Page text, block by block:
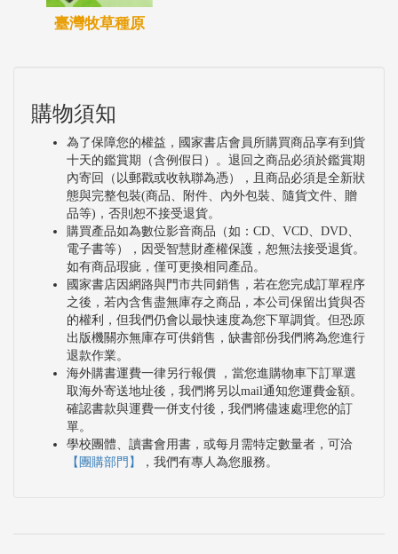
臺灣牧草種原
購物須知
為了保障您的權益，國家書店會員所購買商品享有到貨
十天的鑑賞期（含例假日）。退回之商品必須於鑑賞期
內寄回（以郵戳或收執聯為憑），且商品必須是全新狀
態與完整包裝(商品、附件、內外包裝、隨貨文件、贈
品等)，否則恕不接受退貨。
購買產品如為數位影音商品（如：CD、VCD、DVD、
電子書等），因受智慧財產權保護，恕無法接受退貨。
如有商品瑕疵，僅可更換相同產品。
國家書店因網路與門市共同銷售，若在您完成訂單程序
之後，若內含售盡無庫存之商品，本公司保留出貨與否
的權利，但我們仍會以最快速度為您下單調貨。但恐原
出版機關亦無庫存可供銷售，缺書部份我們將為您進行
退款作業。
海外購書運費一律另行報價 ，當您進購物車下訂單選
取海外寄送地址後，我們將另以mail通知您運費金額。
確認書款與運費一併支付後，我們將儘速處理您的訂
單。
學校團體、讀書會用書，或每月需特定數量者，可洽
【團購部門】
，我們有專人為您服務。